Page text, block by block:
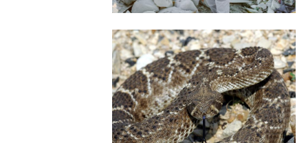
Image